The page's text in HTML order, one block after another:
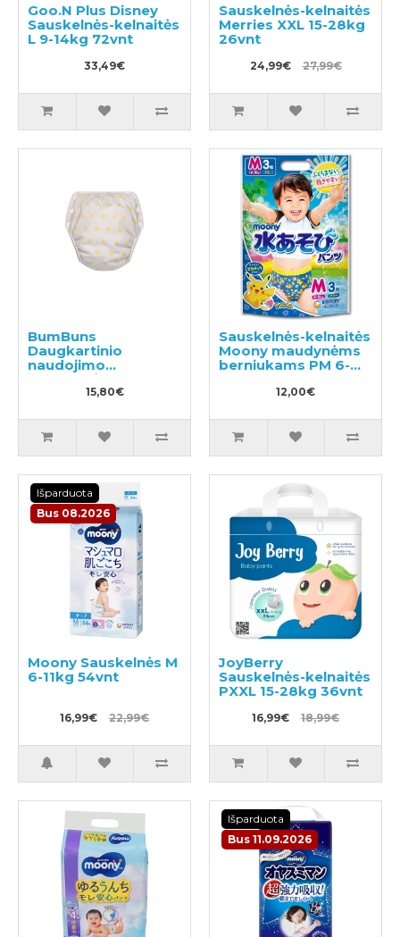
Goo.N Plus Disney
Sauskelnės-kelnaitės
L 9-14kg 72vnt
33,49€
Sauskelnės-kelnaitės
Merries XXL 15-28kg
26vnt
24,99€ 27,99€
BumBuns
Daugkartinio
naudojimo
sauskelnės
plaukimui ir tualeto
15,80€
Sauskelnės-kelnaitės
Moony maudynėms
berniukams PM 6-
12,00€
Išparduota
Bus 08.2026
Moony Sauskelnės M
6-11kg 54vnt
16,99€ 22,99€
JoyBerry
Sauskelnės-kelnaitės
PXXL 15-28kg 36vnt
16,99€ 18,99€
Išparduota
Bus 11.09.2026